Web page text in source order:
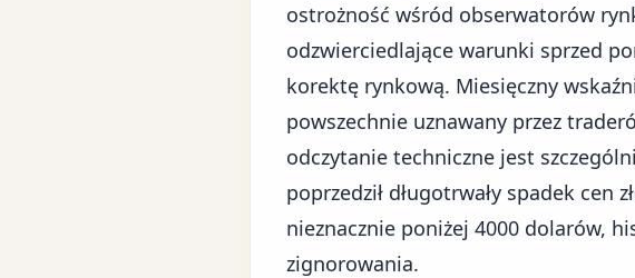
ostrożność wśród obserwatorów
odzwierciedlające warunki sprzed
korektę rynkową. Miesięczny
powszechnie uznawany przez
odczytanie techniczne jest
poprzedził długotrwały spadek cen
nieznacznie poniżej 4000 dolarów,
zignorowania.